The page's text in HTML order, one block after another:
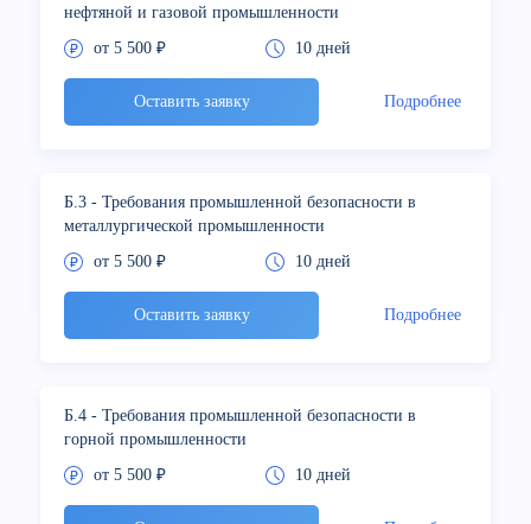
нефтяной и газовой промышленности
от 5 500 ₽
10 дней
Оставить заявку Подробнее
Б.3 - Требования промышленной безопасности в
металлургической промышленности
от 5 500 ₽
10 дней
Оставить заявку Подробнее
Б.4 - Требования промышленной безопасности в
горной промышленности
от 5 500 ₽
10 дней